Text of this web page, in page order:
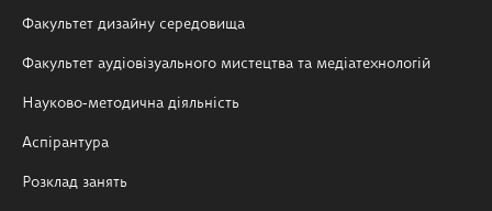
Факультет дизайну середовища
Факультет аудіовізуального мистецтва та медіатехнологій
Науково-методична діяльність
Аспірантура
Розклад занять